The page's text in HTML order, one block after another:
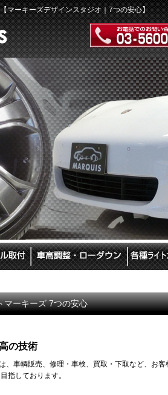
マーキーズデザインスタジオ｜7つの安心】
マーキーズ 7つの安心
の技術
、車輌販売、修理・車検、買取・下取など、お
指しております。